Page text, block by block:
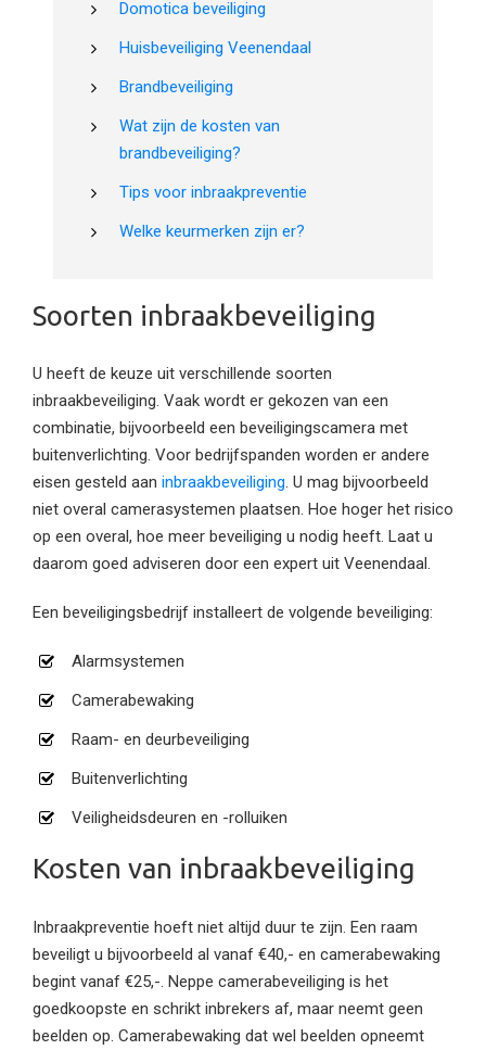
Domotica beveiliging
Huisbeveiliging Veenendaal
Brandbeveiliging
Wat zijn de kosten van
brandbeveiliging?
Tips voor inbraakpreventie
Welke keurmerken zijn er?
Soorten inbraakbeveiliging
U heeft de keuze uit verschillende soorten
inbraakbeveiliging. Vaak wordt er gekozen van een
combinatie, bijvoorbeeld een beveiligingscamera met
buitenverlichting. Voor bedrijfspanden worden er andere
eisen gesteld aan inbraakbeveiliging. U mag bijvoorbeeld
niet overal camerasystemen plaatsen. Hoe hoger het risico
op een overal, hoe meer beveiliging u nodig heeft. Laat u
daarom goed adviseren door een expert uit Veenendaal.
Een beveiligingsbedrijf installeert de volgende beveiliging:
Alarmsystemen
Camerabewaking
Raam- en deurbeveiliging
Buitenverlichting
Veiligheidsdeuren en -rolluiken
Kosten van inbraakbeveiliging
Inbraakpreventie hoeft niet altijd duur te zijn. Een raam
beveiligt u bijvoorbeeld al vanaf €40,- en camerabewaking
begint vanaf €25,-. Neppe camerabeveiliging is het
goedkoopste en schrikt inbrekers af, maar neemt geen
beelden op. Camerabewaking dat wel beelden opneemt